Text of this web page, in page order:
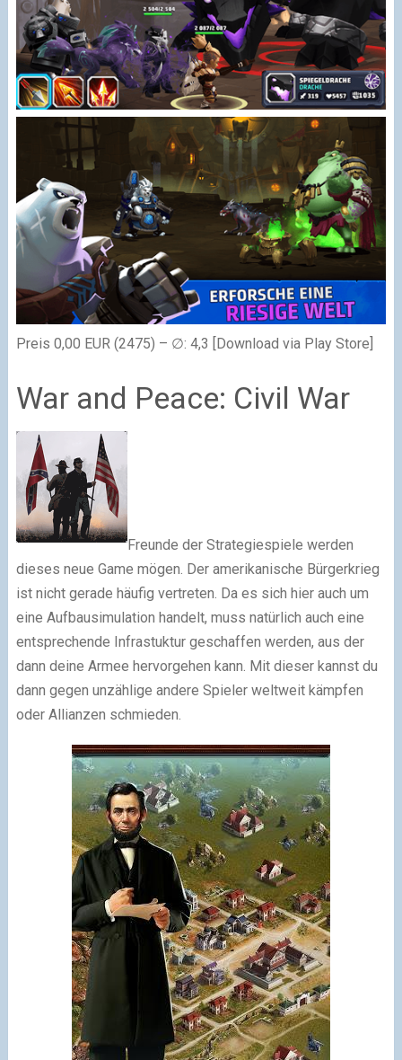
Preis 0,00 EUR (2475) – ∅: 4,3 [Download via Play Store]
War and Peace: Civil War
Freunde der Strategiespiele werden
dieses neue Game mögen. Der amerikanische Bürgerkrieg
ist nicht gerade häufig vertreten. Da es sich hier auch um
eine Aufbausimulation handelt, muss natürlich auch eine
entsprechende Infrastuktur geschaffen werden, aus der
dann deine Armee hervorgehen kann. Mit dieser kannst du
dann gegen unzählige andere Spieler weltweit kämpfen
oder Allianzen schmieden.